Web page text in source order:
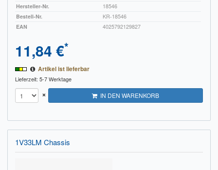
KONTAKT
WARENKORB
Hersteller-Nr.
18546
Bestell-Nr.
KR-18546
EAN
4025792129827
11,84 €*
Artikel ist lieferbar
Lieferzeit: 5-7 Werktage
× IN DEN WARENKORB
1V33LM Chassis